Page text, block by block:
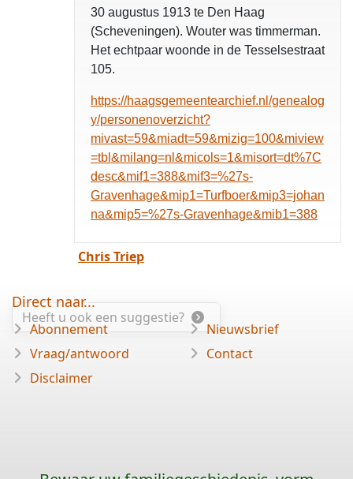
30 augustus 1913 te Den Haag
(Scheveningen). Wouter was timmerman.
Het echtpaar woonde in de Tesselsestraat
105.
https://haagsgemeentearchief.nl/genealog
y/personenoverzicht?
mivast=59&miadt=59&mizig=100&miview
=tbl&milang=nl&micols=1&misort=dt%7C
desc&mif1=388&mif3=%27s-
Gravenhage&mip1=Turfboer&mip3=johan
na&mip5=%27s-Gravenhage&mib1=388
Chris Triep
Heeft u ook een suggestie?
Direct naar...
Abonnement
Vraag/antwoord
Disclaimer
Nieuwsbrief
Contact